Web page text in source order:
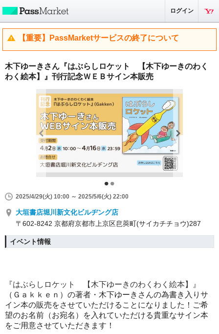
ログイン
【重要】PassMarketサービスの終了について
木下ゆーきさん『はぶらしロケット 【木下ゆーきのわく
わく絵本】』刊行記念ＷＥＢサイン本販売
2025/4/29(火) 10:00 ～ 2025/5/6(火) 22:00
大垣書店堀川新文化ビルヂング店
〒602-8242 京都府京都市上京区皀莢町(サイカチチョウ)287
イベント情報
『はぶらしロケット 【木下ゆーきのわくわく絵本】
』
（Ｇａｋｋｅｎ）の著者・木下ゆーき さんの為書き入りサ
イン本の販売をさせていただけることになりました！ご希
望のお名前（お宛名）を入れていただける貴重なサイン本
をご用意させていただきます！